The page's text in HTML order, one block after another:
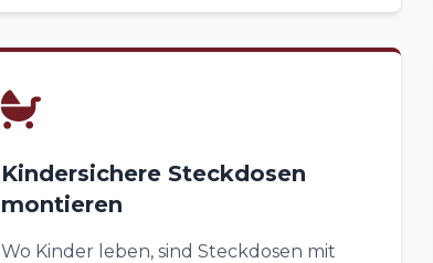
Kindersichere Steckdosen
montieren
Wo Kinder leben, sind Steckdosen mit